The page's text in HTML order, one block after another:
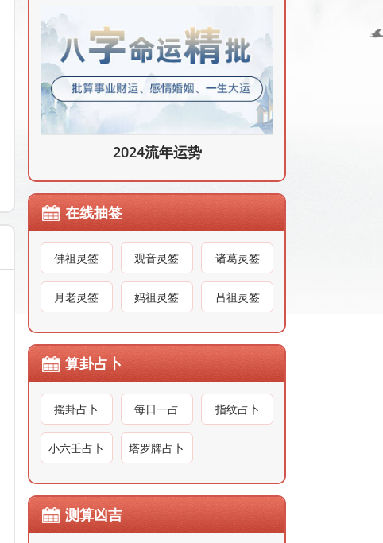
2024流年运势
在线抽签
佛祖灵签 观音灵签 诸葛灵签
月老灵签 妈祖灵签 吕祖灵签
算卦占卜
摇卦占卜 每日一占 指纹占卜
小六壬占卜 塔罗牌占卜
测算凶吉